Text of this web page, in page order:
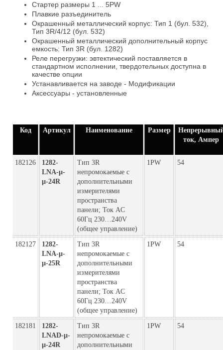
Стартер размеры 1 ... 5PW
Плавкие разъединитель
Окрашенный металлический корпус: Тип 1 (бул. 532),
Тип 3R/4/12 (бул. 532)
Окрашенный металлический дополнительный корпус
емкость: Тип 3R (бул. 1282)
Реле перегрузки: эвтектический поставляется в
стандартном исполнении, твердотельных доступна в
качестве опции
Устанавливается на заводе - Модификации
Аксессуары - установленные
Код Артикул Наименование Размер
ток, Ампер
182126
1282-
LNA-µ-
µ-24R
Тип 3R
непромокаемые с
дополнительными
измерителями
пространства
панели; Ток AC
60Гц 230…240V
(общее управление)
1PW 54
182127
1282-
LNA-µ-
µ-25R
Тип 3R
непромокаемые с
дополнительными
измерителями
пространства
панели; Ток AC
60Гц 230…240V
(общее управление)
1PW 54
182181
1282-
LNAD-µ-
µ-24R
Тип 3R
непромокаемые с
дополнительными
1PW 54